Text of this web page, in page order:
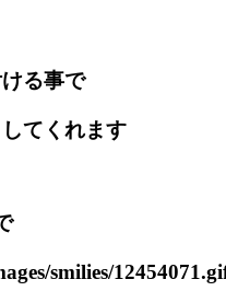
る事で
てくれます
smilies/